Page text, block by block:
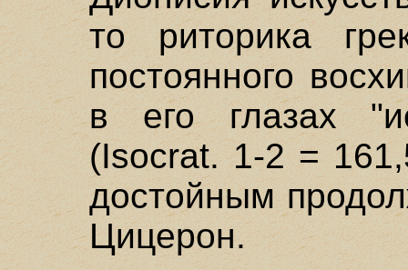
то риторика
постоянного
в его глазах
(Isocrat. 1-2 =
достойным
Цицерон.